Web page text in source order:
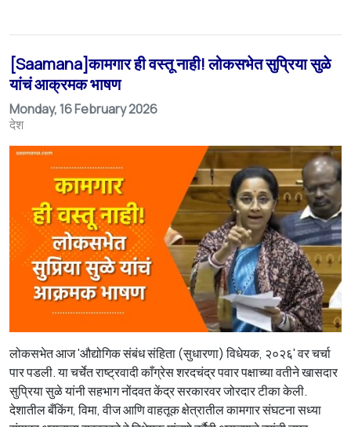
[Saamana]कामगार ही वस्तू नाही! लोकसभेत सुप्रिया सुळे
यांचं आक्रमक भाषण
Monday, 16 February 2026
देश
लोकसभेत आज 'औद्योगिक संबंध संहिता (सुधारणा) विधेयक, २०२६' वर चर्चा
पार पडली. या चर्चेत राष्ट्रवादी काँग्रेस शरदचंद्र पवार पक्षाच्या वतीने खासदार
सुप्रिया सुळे यांनी सहभाग नोंदवत केंद्र सरकारवर जोरदार टीका केली.
देशातील बँकिंग, विमा, वीज आणि वाहतूक क्षेत्रातील कामगार संघटना सध्या